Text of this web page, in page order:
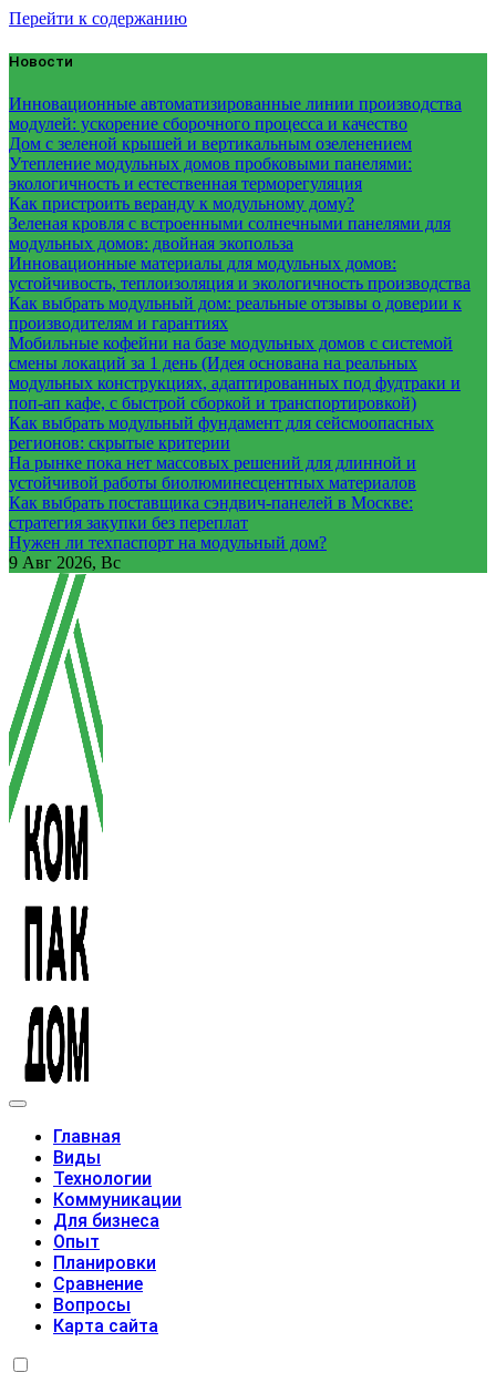
Перейти к содержанию
Новости
Инновационные автоматизированные линии производства
модулей: ускорение сборочного процесса и качество
Дом с зеленой крышей и вертикальным озеленением
Утепление модульных домов пробковыми панелями:
экологичность и естественная терморегуляция
Как пристроить веранду к модульному дому?
Зеленая кровля с встроенными солнечными панелями для
модульных домов: двойная экопольза
Инновационные материалы для модульных домов:
устойчивость, теплоизоляция и экологичность производства
Как выбрать модульный дом: реальные отзывы о доверии к
производителям и гарантиях
Мобильные кофейни на базе модульных домов с системой
смены локаций за 1 день (Идея основана на реальных
модульных конструкциях, адаптированных под фудтраки и
поп-ап кафе, с быстрой сборкой и транспортировкой)
Как выбрать модульный фундамент для сейсмоопасных
регионов: скрытые критерии
На рынке пока нет массовых решений для длинной и
устойчивой работы биолюминесцентных материалов
Как выбрать поставщика сэндвич-панелей в Москве:
стратегия закупки без переплат
Нужен ли техпаспорт на модульный дом?
9 Авг 2026, Вс
Главная
Виды
Технологии
Коммуникации
Для бизнеса
Опыт
Планировки
Сравнение
Вопросы
Карта сайта